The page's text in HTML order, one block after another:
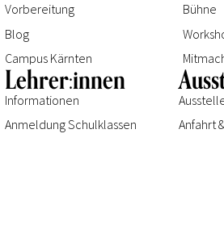
Vorbereitung
Blog
Campus Kärnten
Bühne
Lehrer:innen
Informationen
Anmeldung Schulklassen
Anfahrt